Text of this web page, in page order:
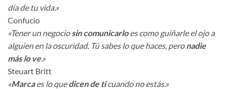
día de tu vida.»
Confucio
«Tener un negocio sin comunicarloes como guiñarle el ojo a
alguien en la oscuridad. Tú sabes lo que haces, peronadie
más lo ve.»
Steuart Britt
«Marcaes lo quedicen de ticuando no estás.»